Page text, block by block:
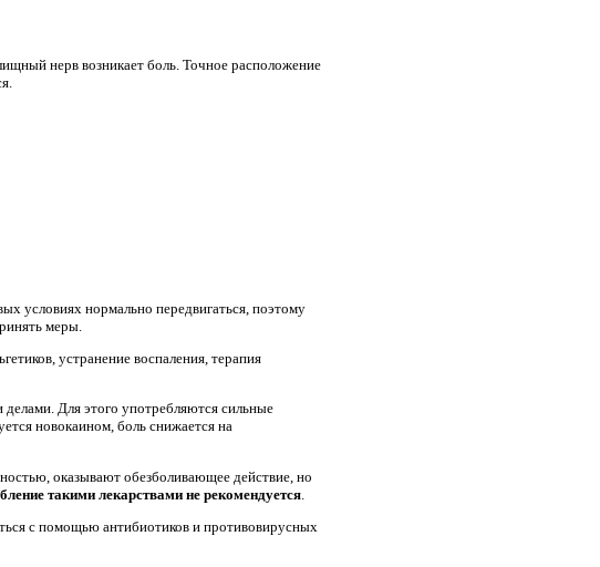
нерв возникает боль. Точное расположение
условиях нормально передвигаться, поэтому
меры.
устранение воспаления, терапия
Для этого употребляются сильные
новокаином, боль снижается на
оказывают обезболивающее действие, но
такими лекарствами не рекомендуется
с помощью антибиотиков и противовирусных